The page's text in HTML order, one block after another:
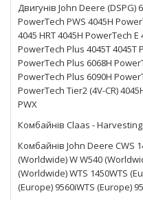
Двигунів John Deere (DSPG)
PowerTech PWS 4045H
4045 HRT 4045H PowerTech
PowerTech Plus 4045T 4045T
PowerTech Plus 6068H
PowerTech Plus 6090H
PowerTech Tier2 (4V-CR)
PWX
Комбайнів Claas -
Комбайнів John Deere CWS
(Worldwide) W W540
(Worldwide) WTS 1450WTS
(Europe) 9560iWTS (Europe)